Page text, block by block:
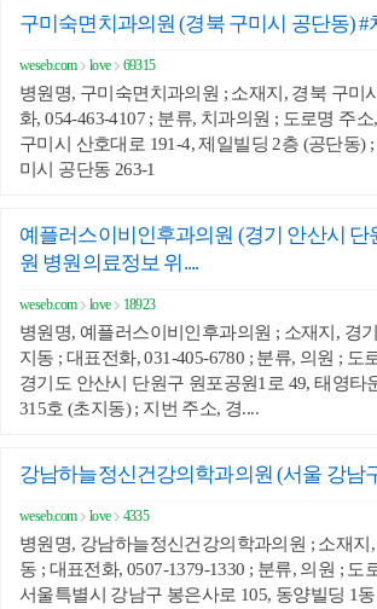
구미숙면치과의원 (경북 구미시 공단동) #
weseb.com love 69315
병원명, 구미숙면치과의원 ; 소재지, 경북 구미
화, 054-463-4107 ; 분류, 치과의원 ; 도로명 주
구미시 산호대로 191-4, 제일빌딩 2층 (공단동)
미시 공단동 263-1
예플러스이비인후과의원 (경기 안산시 단
원 병원의료정보 위....
weseb.com love 18923
병원명, 예플러스이비인후과의원 ; 소재지, 경
지동 ; 대표전화, 031-405-6780 ; 분류, 의원 ; 도
경기도 안산시 단원구 원포공원1로 49, 태영타
315호 (초지동) ; 지번 주소, 경....
강남하늘정신건강의학과의원 (서울 강남
weseb.com love 4335
병원명, 강남하늘정신건강의학과의원 ; 소재지
동 ; 대표전화, 0507-1379-1330 ; 분류, 의원 ; 도
서울특별시 강남구 봉은사로 105, 동양빌딩 1동